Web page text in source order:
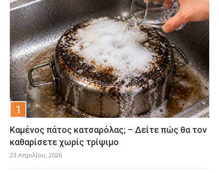
Καμένος πάτος κατσαρόλας; – Δείτε πώς θα τον
καθαρίσετε χωρίς τρίψιμο
23 Απριλίου, 2026